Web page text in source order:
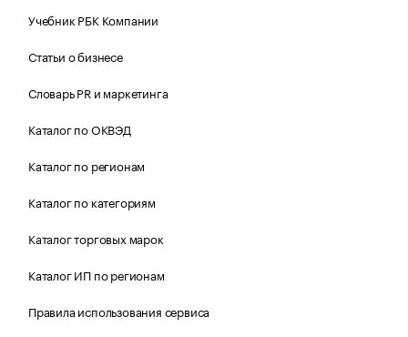
Учебник РБК Компании
Статьи о бизнесе
Словарь PR и маркетинга
Каталог по ОКВЭД
Каталог по регионам
Каталог по категориям
Каталог торговых марок
Каталог ИП по регионам
Правила использования сервиса